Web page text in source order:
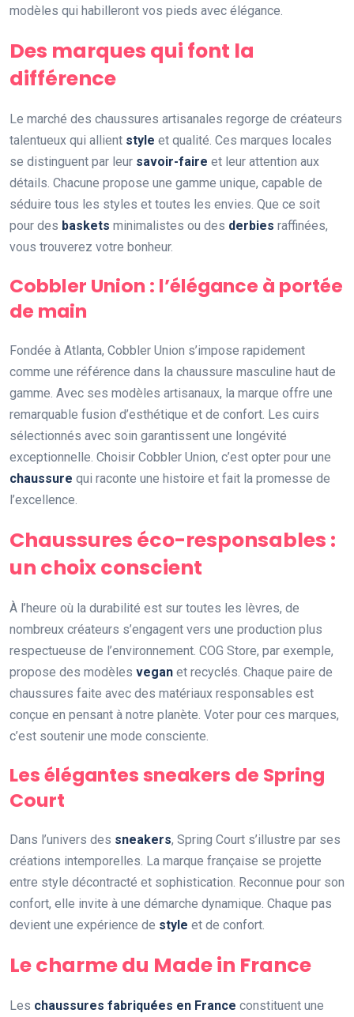
modèles qui habilleront vos pieds avec élégance.
Des marques qui font la
différence
Le marché des chaussures artisanales regorge de créateurs
talentueux qui allient style et qualité. Ces marques locales
se distinguent par leur savoir-faire et leur attention aux
détails. Chacune propose une gamme unique, capable de
séduire tous les styles et toutes les envies. Que ce soit
pour des baskets minimalistes ou des derbies raffinées,
vous trouverez votre bonheur.
Cobbler Union : l’élégance à portée
de main
Fondée à Atlanta, Cobbler Union s’impose rapidement
comme une référence dans la chaussure masculine haut de
gamme. Avec ses modèles artisanaux, la marque offre une
remarquable fusion d’esthétique et de confort. Les cuirs
sélectionnés avec soin garantissent une longévité
exceptionnelle. Choisir Cobbler Union, c’est opter pour une
chaussure qui raconte une histoire et fait la promesse de
l’excellence.
Chaussures éco-responsables :
un choix conscient
À l’heure où la durabilité est sur toutes les lèvres, de
nombreux créateurs s’engagent vers une production plus
respectueuse de l’environnement. COG Store, par exemple,
propose des modèles vegan et recyclés. Chaque paire de
chaussures faite avec des matériaux responsables est
conçue en pensant à notre planète. Voter pour ces marques,
c’est soutenir une mode consciente.
Les élégantes sneakers de Spring
Court
Dans l’univers des sneakers, Spring Court s’illustre par ses
créations intemporelles. La marque française se projette
entre style décontracté et sophistication. Reconnue pour son
confort, elle invite à une démarche dynamique. Chaque pas
devient une expérience de style et de confort.
Le charme du Made in France
Les chaussures fabriquées en France constituent une